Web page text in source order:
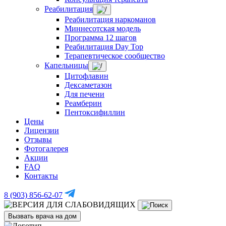
Реабилитация
Реабилитация наркоманов
Миннесотская модель
Программа 12 шагов
Реабилитация Day Top
Терапевтическое сообщество
Капельницы
Цитофлавин
Дексаметазон
Для печени
Реамберин
Пентоксифиллин
Цены
Лицензии
Отзывы
Фотогалерея
Акции
FAQ
Контакты
8 (903) 856-62-07
Вызвать врача на дом